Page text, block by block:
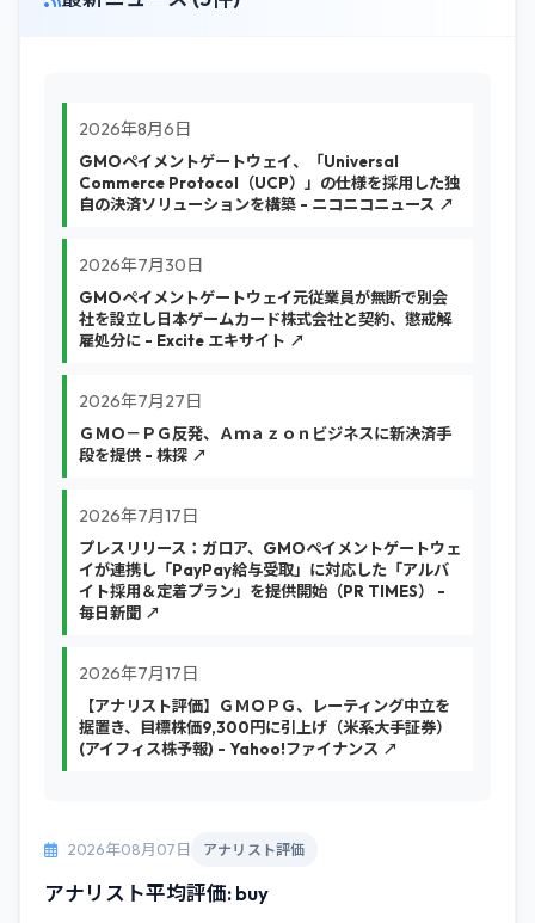
2026年8月6日
GMOペイメントゲートウェイ、「Universal
Commerce Protocol（UCP）」の仕様を採用した独
自の決済ソリューションを構築 - ニコニコニュース ↗
2026年7月30日
GMOペイメントゲートウェイ元従業員が無断で別会
社を設立し日本ゲームカード株式会社と契約、懲戒解
雇処分に - Excite エキサイト ↗
2026年7月27日
ＧＭＯ－ＰＧ反発、Ａｍａｚｏｎビジネスに新決済手
段を提供 - 株探 ↗
2026年7月17日
プレスリリース：ガロア、GMOペイメントゲートウェ
イが連携し「PayPay給与受取」に対応した「アルバ
イト採用＆定着プラン」を提供開始（PR TIMES） -
毎日新聞 ↗
2026年7月17日
【アナリスト評価】ＧＭＯＰＧ、レーティング中立を
据置き、目標株価9,300円に引上げ（米系大手証券）
(アイフィス株予報) - Yahoo!ファイナンス ↗
2026年08月07日 アナリスト評価
アナリスト平均評価: buy